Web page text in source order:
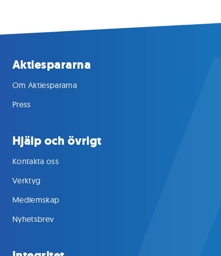
Aktiespararna
Om Aktiespararna
Press
Hjälp och övrigt
Kontakta oss
Verktyg
Medlemskap
Nyhetsbrev